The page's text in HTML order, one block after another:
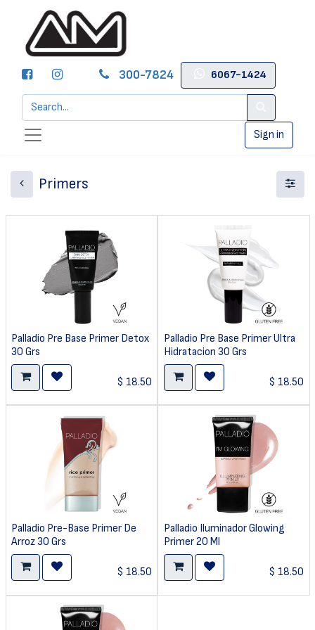
300-7824 6067-1424
Sign in
Primers
Palladio Pre Base Primer Detox
30 Grs
$ 18.50
Palladio Pre Base Primer Ultra
Hidratacion 30 Grs
$ 18.50
Palladio Pre-Base Primer De
Arroz 30 Grs
$ 18.50
Palladio Iluminador Glowing
Primer 20 Ml
$ 18.50